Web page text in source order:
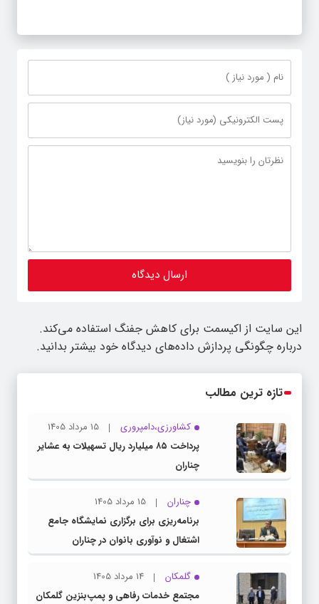
این سایت از اکیسمت برای کاهش جفنگ استفاده می‌کند.
درباره چگونگی پردازش داده‌های دیدگاه خود بیشتر بدانید.
تازه ترین مطالب
کشاورزی،دامپروری
15 مرداد 1405
پرداخت ۸۵ میلیارد ریال تسهیلات به عشایر
چناران
چناران
15 مرداد 1405
برنامه‌ریزی برای برگزاری نمایشگاه جامع
اشتغال و نوآوری بانوان در چناران
گلمکان
14 مرداد 1405
مجتمع خدمات رفاهی و پمپ‌بنزین گلمکان